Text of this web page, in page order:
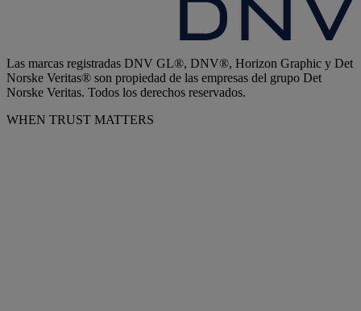
Las marcas registradas DNV GL®, DNV®, Horizon Graphic y Det
Norske Veritas® son propiedad de las empresas del grupo Det
Norske Veritas. Todos los derechos reservados.
WHEN TRUST MATTERS